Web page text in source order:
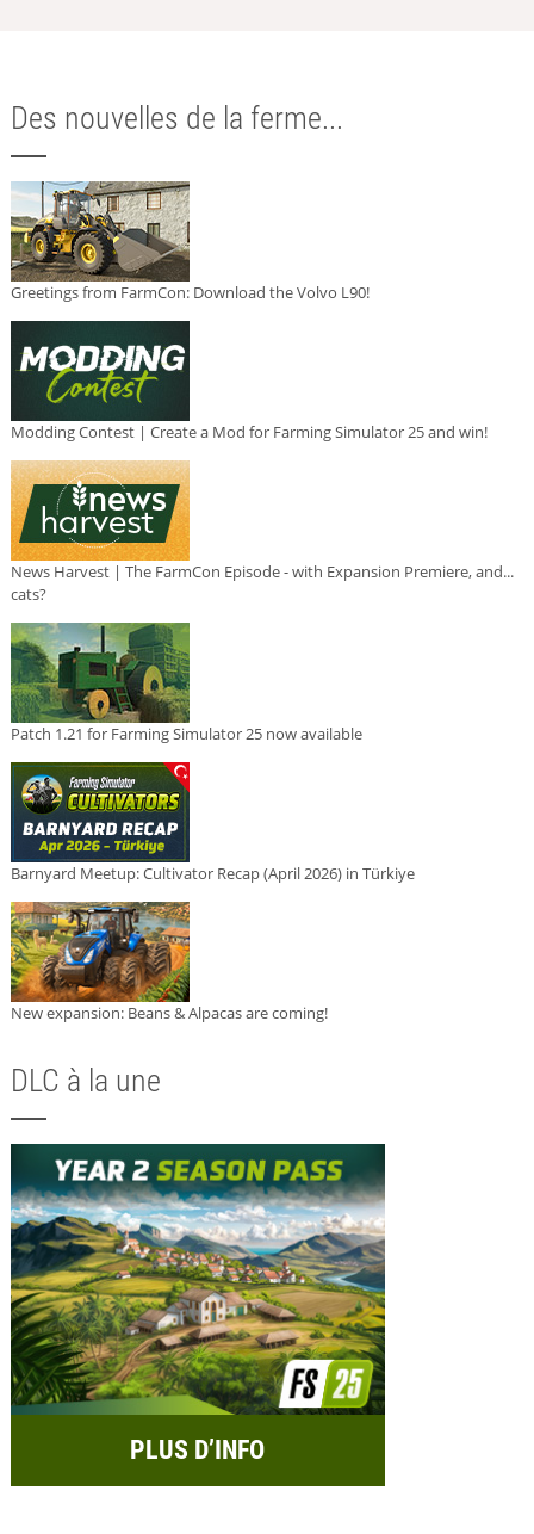
Des nouvelles de la ferme...
Greetings from FarmCon: Download the Volvo L90!
Modding Contest | Create a Mod for Farming Simulator 25 and win!
News Harvest | The FarmCon Episode - with Expansion Premiere, and...
cats?
Patch 1.21 for Farming Simulator 25 now available
Barnyard Meetup: Cultivator Recap (April 2026) in Türkiye
New expansion: Beans & Alpacas are coming!
DLC à la une
PLUS D’INFO